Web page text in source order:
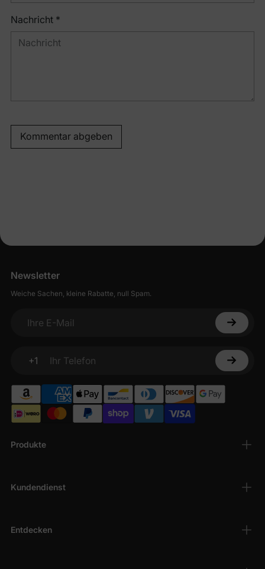
Nachricht *
Kommentar abgeben
Produkte
Kundendienst
Entdecken
Newsletter
Weiche Sachen, kleine Rabatte, null Spam.
Ihre E-Mail
+1
Ihr Telefon